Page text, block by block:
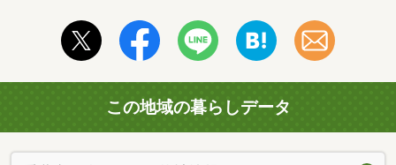
この地域の暮らしデータ